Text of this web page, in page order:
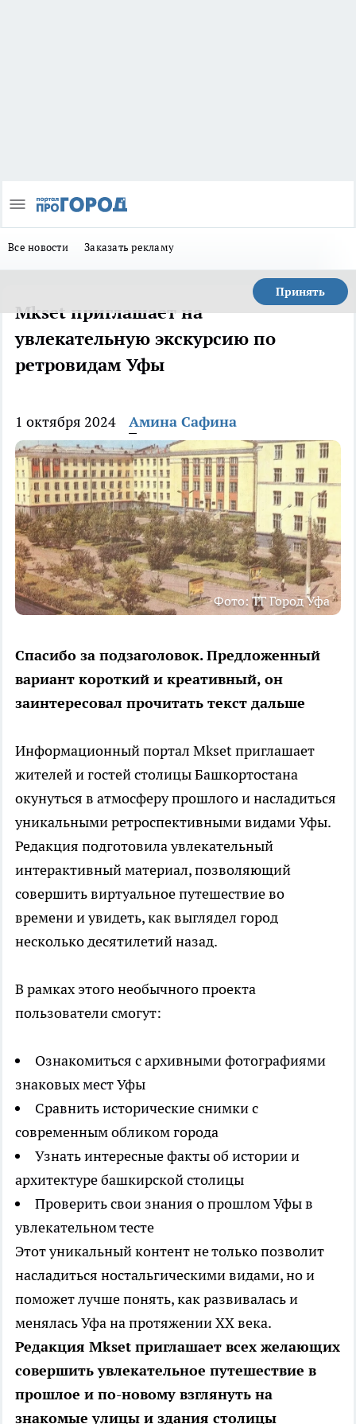
Все новости Заказать рекламу
Принять
Mkset приглашает на
увлекательную экскурсию по
ретровидам Уфы
1 октября 2024 Амина Сафина
Фото: ТГ Город Уфа
Спасибо за подзаголовок. Предложенный
вариант короткий и креативный, он
заинтересовал прочитать текст дальше
Информационный портал Mkset приглашает
жителей и гостей столицы Башкортостана
окунуться в атмосферу прошлого и насладиться
уникальными ретроспективными видами Уфы.
Редакция подготовила увлекательный
интерактивный материал, позволяющий
совершить виртуальное путешествие во
времени и увидеть, как выглядел город
несколько десятилетий назад.
В рамках этого необычного проекта
пользователи смогут:
Ознакомиться с архивными фотографиями
знаковых мест Уфы
Сравнить исторические снимки с
современным обликом города
Узнать интересные факты об истории и
архитектуре башкирской столицы
Проверить свои знания о прошлом Уфы в
увлекательном тесте
Этот уникальный контент не только позволит
насладиться ностальгическими видами, но и
поможет лучше понять, как развивалась и
менялась Уфа на протяжении XX века.
Редакция Mkset приглашает всех желающих
совершить увлекательное путешествие в
прошлое и по-новому взглянуть на
знакомые улицы и здания столицы